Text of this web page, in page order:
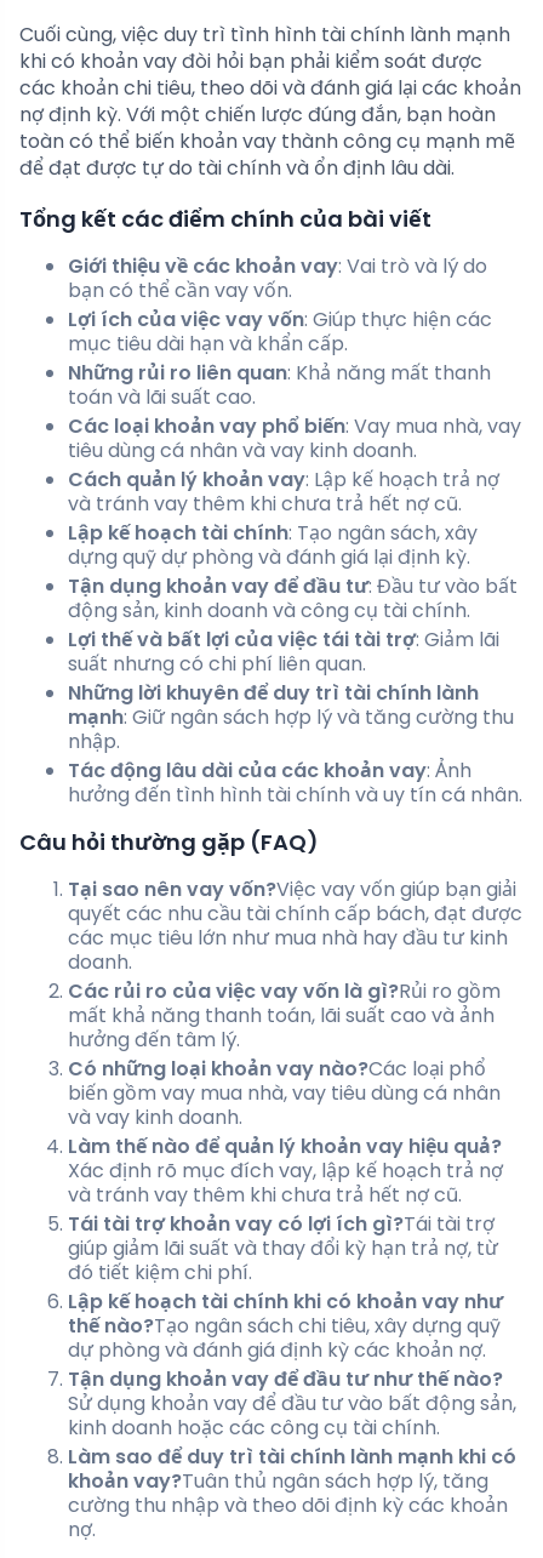
Cuối cùng, việc duy trì tình hình tài chính lành mạnh
khi có khoản vay đòi hỏi bạn phải kiểm soát được
các khoản chi tiêu, theo dõi và đánh giá lại các khoản
nợ định kỳ. Với một chiến lược đúng đắn, bạn hoàn
toàn có thể biến khoản vay thành công cụ mạnh mẽ
để đạt được tự do tài chính và ổn định lâu dài.
Tổng kết các điểm chính của bài viết
Giới thiệu về các khoản vay: Vai trò và lý do
bạn có thể cần vay vốn.
Lợi ích của việc vay vốn: Giúp thực hiện các
mục tiêu dài hạn và khẩn cấp.
Những rủi ro liên quan: Khả năng mất thanh
toán và lãi suất cao.
Các loại khoản vay phổ biến: Vay mua nhà, vay
tiêu dùng cá nhân và vay kinh doanh.
Cách quản lý khoản vay: Lập kế hoạch trả nợ
và tránh vay thêm khi chưa trả hết nợ cũ.
Lập kế hoạch tài chính: Tạo ngân sách, xây
dựng quỹ dự phòng và đánh giá lại định kỳ.
Tận dụng khoản vay để đầu tư: Đầu tư vào bất
động sản, kinh doanh và công cụ tài chính.
Lợi thế và bất lợi của việc tái tài trợ: Giảm lãi
suất nhưng có chi phí liên quan.
Những lời khuyên để duy trì tài chính lành
mạnh: Giữ ngân sách hợp lý và tăng cường thu
nhập.
Tác động lâu dài của các khoản vay: Ảnh
hưởng đến tình hình tài chính và uy tín cá nhân.
Câu hỏi thường gặp (FAQ)
Tại sao nên vay vốn?Việc vay vốn giúp bạn giải
quyết các nhu cầu tài chính cấp bách, đạt được
các mục tiêu lớn như mua nhà hay đầu tư kinh
doanh.
Các rủi ro của việc vay vốn là gì?Rủi ro gồm
mất khả năng thanh toán, lãi suất cao và ảnh
hưởng đến tâm lý.
Có những loại khoản vay nào?Các loại phổ
biến gồm vay mua nhà, vay tiêu dùng cá nhân
và vay kinh doanh.
Làm thế nào để quản lý khoản vay hiệu quả?
Xác định rõ mục đích vay, lập kế hoạch trả nợ
và tránh vay thêm khi chưa trả hết nợ cũ.
Tái tài trợ khoản vay có lợi ích gì?Tái tài trợ
giúp giảm lãi suất và thay đổi kỳ hạn trả nợ, từ
đó tiết kiệm chi phí.
Lập kế hoạch tài chính khi có khoản vay như
thế nào?Tạo ngân sách chi tiêu, xây dựng quỹ
dự phòng và đánh giá định kỳ các khoản nợ.
Tận dụng khoản vay để đầu tư như thế nào?
Sử dụng khoản vay để đầu tư vào bất động sản,
kinh doanh hoặc các công cụ tài chính.
Làm sao để duy trì tài chính lành mạnh khi có
khoản vay?Tuân thủ ngân sách hợp lý, tăng
cường thu nhập và theo dõi định kỳ các khoản
nợ.